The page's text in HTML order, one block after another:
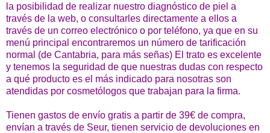
la posibilidad de realizar nuestro diagnóstico de piel a
través de la web, o consultarles directamente a ellos a
través de un correo electrónico o por teléfono, ya que en su
menú principal encontraremos un número de tarificación
normal (de Cantabria, para más señas) El trato es excelente
y tenemos la seguridad de que nuestras dudas con respecto
a qué producto es el más indicado para nosotras son
atendidas por cosmetólogos que trabajan para la firma.
Tienen gastos de envío gratis a partir de 39€ de compra,
envían a través de Seur, tienen servicio de devoluciones en